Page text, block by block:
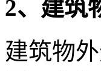
2、建筑
建筑物